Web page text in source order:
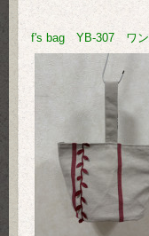
f's bag YB-307 ワン